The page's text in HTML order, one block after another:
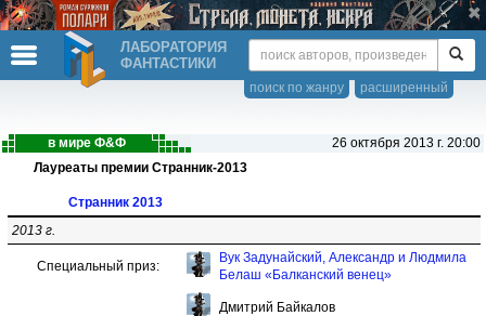
ЛАБОРАТОРИЯ
ФАНТАСТИКИ
расширенный
поиск по жанру
в мире Ф&Ф
26 октября 2013 г. 20:00
Лауреаты премии Странник-2013
Странник 2013
2013 г.
Специальный приз:
Вук Задунайский, Александр и Людмила
Белаш «Балканcкий венец»
Дмитрий Байкалов